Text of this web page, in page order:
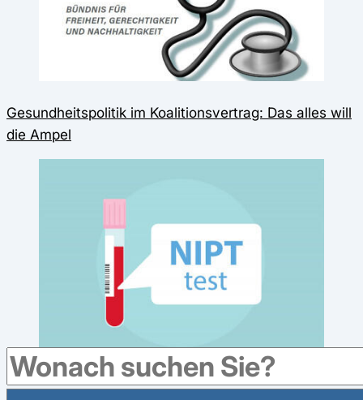
Gesundheitspolitik im Koalitionsvertrag: Das alles will
die Ampel